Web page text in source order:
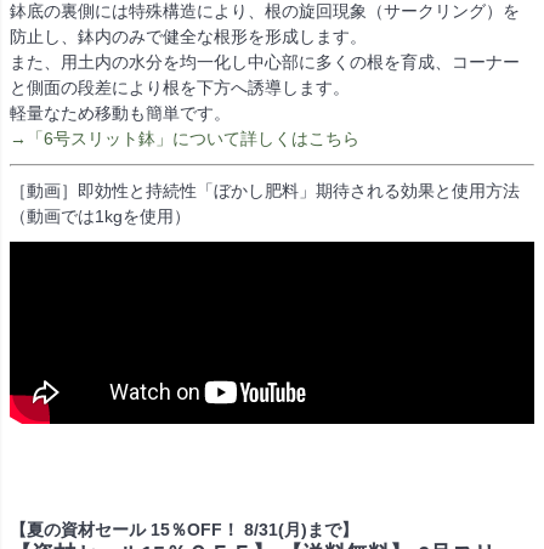
鉢底の裏側には特殊構造により、根の旋回現象（サークリング）を
防止し、鉢内のみで健全な根形を形成します。
また、用土内の水分を均一化し中心部に多くの根を育成、コーナー
と側面の段差により根を下方へ誘導します。
軽量なため移動も簡単です。
→「6号スリット鉢」について詳しくはこちら
［動画］即効性と持続性「ぼかし肥料」期待される効果と使用方法
（動画では1kgを使用）
【夏の資材セール 15％OFF！ 8/31(月)まで】